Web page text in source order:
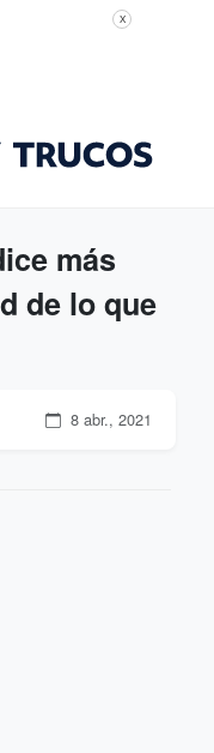
X
más
de lo que
8 abr., 2021